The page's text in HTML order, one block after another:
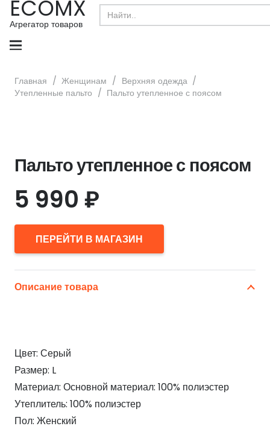
ECOMX
Агрегатор товаров
Search
for:
Главная / Женщинам / Верхняя одежда /
Утепленные пальто / Пальто утепленное с поясом
Пальто утепленное с поясом
5 990 ₽
ПЕРЕЙТИ В МАГАЗИН
Описание товара
Цвет: Серый
Размер: L
Материал: Основной материал: 100% полиэстер
Утеплитель: 100% полиэстер
Пол: Женский